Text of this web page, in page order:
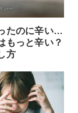
たのに辛い…
もっと辛い？
方